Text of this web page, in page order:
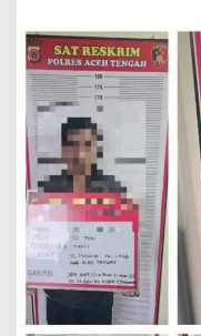
P
o
r
e
n
g
a